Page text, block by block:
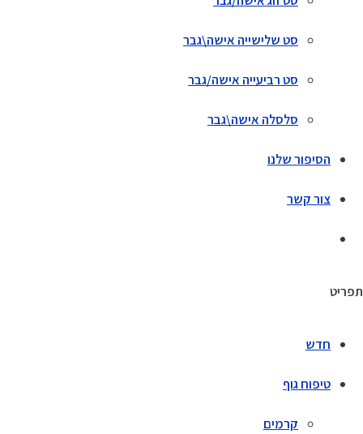
סט שלישייה אישה\גבר
סט רביעייה אישה/גבר
סלסלה אישה\גבר
הסיפור שלנו
צור קשר
תפריט
חדש
טיפוח גוף
קרמים